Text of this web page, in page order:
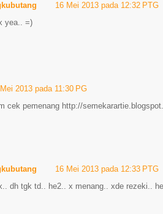
16 Mei 2013 pada 12:32 PTG
yea.. =)
2013 pada 11:30 PG
cek pemenang http://
16 Mei 2013 pada 12:33 PTG
dh tgk td.. he2.. x menang.. xde rezeki..